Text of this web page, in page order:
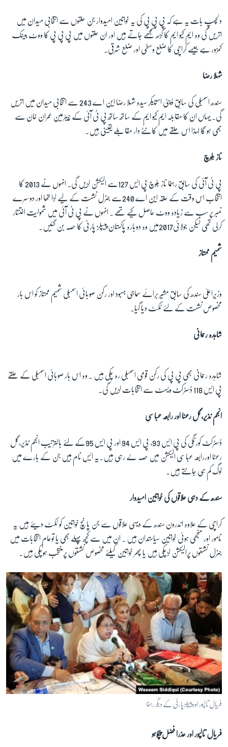
زبان
دلچسپ بات یہ ہے کہ پی پی پی کی یہ خواتین امیدوار جن حلقوں سے انتخابی میدان میں
اتریں گی وہ ایم کیو ایم کا گڑھ سمجھے جاتے ہیں اور ان حلقوں میں پی پی پی کا ووٹ بینک
کمزور ہے جیسے کراچی کا ضلع وسطی اور ضلع شرقی۔
شہلا رضا
سندھ اسمبلی کی سابق ڈپٹی اسپیکر سیدہ شہلا رضا این اے 243 سے انتخابی میدان میں اتریں
گی۔ یہاں ان کا مقابلہ ایم کیو ایم کے ساتھ ساتھ پی ٹی آئی کے چیئرمین عمران خان سے
بھی ہو گا لہذا اس حلقے میں کانٹے دار مقابلے یقینی ہیں۔
ناز بلوچ
پی ٹی آئی کی سابق رہنما ناز بلوچ پی ایس 127سے الیکشن لڑیں گی۔ انہوں نے 2013 کا
انتخاب اس وقت کے حلقہ این اے 240سے جنرل نشست کے لیے لڑا تھا اور دوسرے
نمبر پر سب سے زیادہ ووٹ حاصل کیے تھے ۔ انہوں نے پی ٹی آئی میں شمولیت اختتار
کرلی تھی لیکن جولائی2017میں وہ دوبارہ پاکستان پیپلز پارٹی کا حصہ بن گئیں۔
شمیم ممتاز
وزیراعلیٰ سندھ کی سابق مشیر برائے سماجی بہبود اور رکن صوبائی اسمبلی شمیم ممتاز کو اس بار
مخصوص نشست کے لئے ٹکٹ دیا گیا۔
شاہدہ رحمانی
شاہدہ رحمانی بھی پی پی کی رکن قومی اسمبلی رہ چکی ہیں ۔ وہ اس بار صوبائی اسمبلی کے حلقے
پی ایس 118 ڈسٹرکٹ ویسٹ سے انتخابات لڑیں گی۔
انجم نذیر،گل رعنا اور رابعہ عباسی
ڈسٹرکٹ کورنگی کی پی ایس 93، پی ایس 94 اور پی ایس 95کے لئے بالترتیب انجم نذیر،گل
رعنا اوررابعہ عباسی الیکشن میں حصہ لے رہی ہیں۔یہ ایس نام ہیں جن کے بارے میں
لوگ کم ہی جانتے ہیں۔
سندھ کے دہی علاقوں کی خواتین امیدوار
کراچی کے علاوہ اندرون سندھ کے دیہی علاقوں سے جن پانچ خواتین کو ٹکٹ دیئے ہیں یہ
نامور اور منجھی ہوئی خواتین سیاستدان ہیں ۔ ان میں سے کچھ پہلے بھی یا توعام انتخابات میں
جنرل نشستوں پرالیکشن لڑچکی ہیں یا پھر خواتین کیلئے مخصوص نشستوں پرمنتخب ہوچکی ہیں۔
فریال تالپور اور پیپلز پارٹی کے دیگر رہنما
فریال تالپور اور عذرا فضل پیچوہو